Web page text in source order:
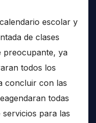
escolar y
de clases
preocupante, ya
todos los
concluir con las
todas
para las